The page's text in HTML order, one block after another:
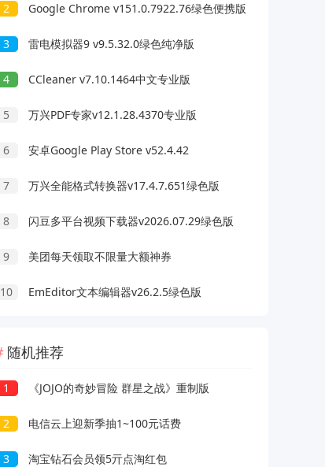
2 Google Chrome v151.0.7922.76绿色便携版
3 雷电模拟器9 v9.5.32.0绿色纯净版
4 CCleaner v7.10.1464中文专业版
5 万兴PDF专家v12.1.28.4370专业版
6 安卓Google Play Store v52.4.42
7 万兴全能格式转换器v17.4.7.651绿色版
8 闪豆多平台视频下载器v2026.07.29绿色版
9 美团每天领取不限量大额神券
10 EmEditor文本编辑器v26.2.5绿色版
随机推荐
1 《JOJO的奇妙冒险 群星之战》重制版
2 电信云上迎新季抽1~100元话费
3 淘宝钻石会员领5亓点淘红包